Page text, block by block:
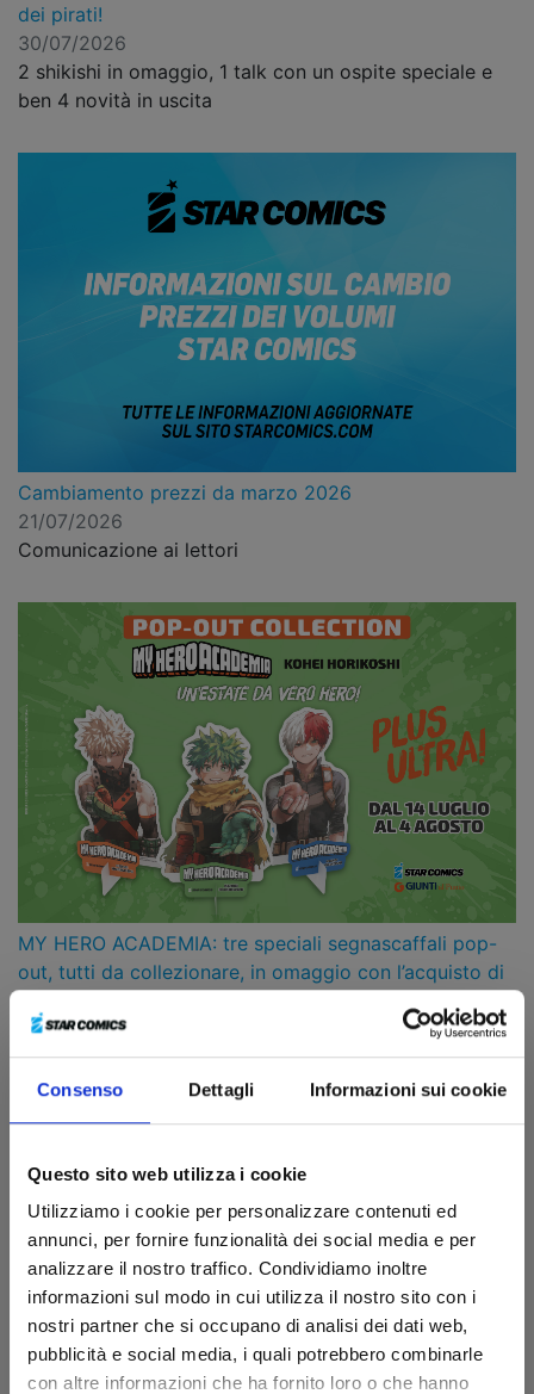
Consenso Dettagli Informazioni sui cookie
Questo sito web utilizza i cookie
Utilizziamo i cookie per personalizzare contenuti ed
annunci, per fornire funzionalità dei social media e per
analizzare il nostro traffico. Condividiamo inoltre
informazioni sul modo in cui utilizza il nostro sito con i
nostri partner che si occupano di analisi dei dati web,
pubblicità e social media, i quali potrebbero combinarle
con altre informazioni che ha fornito loro o che hanno
dei pirati!
30/07/2026
2 shikishi in omaggio, 1 talk con un ospite speciale e
ben 4 novità in uscita
Cambiamento prezzi da marzo 2026
21/07/2026
Comunicazione ai lettori
MY HERO ACADEMIA: tre speciali segnascaffali pop-
out, tutti da collezionare, in omaggio con l’acquisto di
14/07/2026
Dal 14 luglio al 4 agosto nelle librerie Giunti al Punto